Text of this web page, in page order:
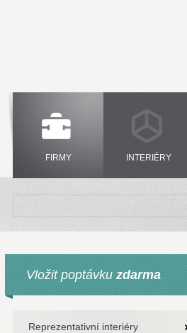
FIRMY INTERIÉRY
Vložit poptávku zdarma
Reprezentativní interiéry